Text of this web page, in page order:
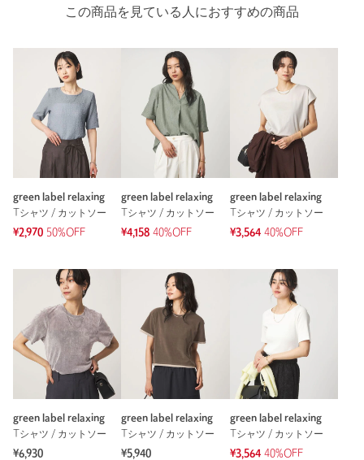
この商品を見ている人におすすめの商品
green label relaxing
Tシャツ / カットソー
¥2,970 50%OFF
green label relaxing
Tシャツ / カットソー
¥4,158 40%OFF
green label relaxing
Tシャツ / カットソー
¥3,564 40%OFF
green label relaxing
Tシャツ / カットソー
¥6,930
green label relaxing
Tシャツ / カットソー
¥5,940
green label relaxing
Tシャツ / カットソー
¥3,564 40%OFF